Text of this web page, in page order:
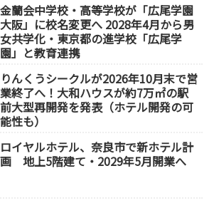
金蘭会中学校・高等学校が「広尾学園
大阪」に校名変更へ 2028年4月から男
女共学化・東京都の進学校「広尾学
園」と教育連携
りんくうシークルが2026年10月末で営
業終了へ！大和ハウスが約7万㎡の駅
前大型再開発を発表（ホテル開発の可
能性も）
ロイヤルホテル、奈良市で新ホテル計
画 地上5階建て・2029年5月開業へ